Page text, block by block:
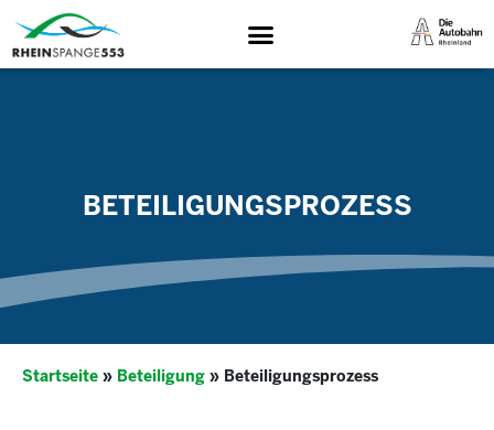
BETEILIGUNGSPROZESS
Startseite » Beteiligung » Beteiligungsprozess